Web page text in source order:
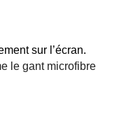
sur l’écran.
le gant microfibre